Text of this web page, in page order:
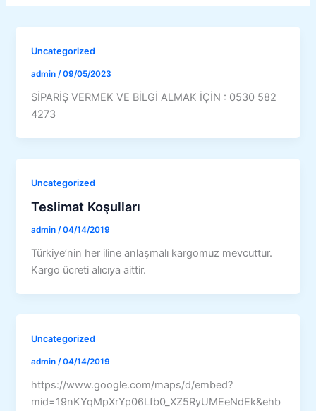
Uncategorized
admin/09/05/2023
SİPARİŞ VERMEK VE BİLGİ ALMAK İÇİN : 0530 582
4273
Uncategorized
Teslimat Koşulları
admin/04/14/2019
Türkiye’nin her iline anlaşmalı kargomuz mevcuttur.
Kargo ücreti alıcıya aittir.
Uncategorized
admin /04/14/2019
https://www.google.com/maps/d/embed?
mid=19nKYqMpXrYp06Lfb0_XZ5RyUMEeNdEk&ehb